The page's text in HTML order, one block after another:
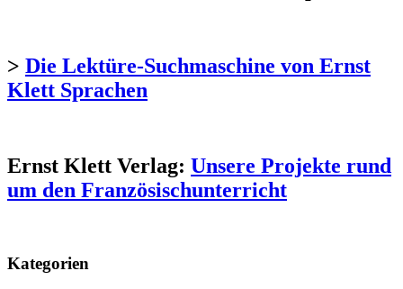
> Die Lektüre-Suchmaschine von Ernst
Klett Sprachen
Ernst Klett Verlag: Unsere Projekte rund
um den Französischunterricht
Kategorien